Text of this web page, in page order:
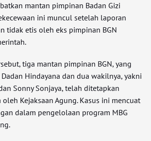
mantan pimpinan Badan Gizi
ini muncul setelah laporan
tidak etis oleh eks pimpinan BGN
tiga mantan pimpinan BGN, yang
Hindayana dan dua wakilnya, yakni
Sonny Sonjaya, telah ditetapkan
Kejaksaan Agung. Kasus ini mencuat
dalam pengelolaan program MBG